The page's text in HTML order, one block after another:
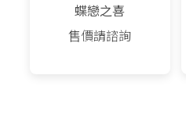
蝶戀之喜
售價請諮詢